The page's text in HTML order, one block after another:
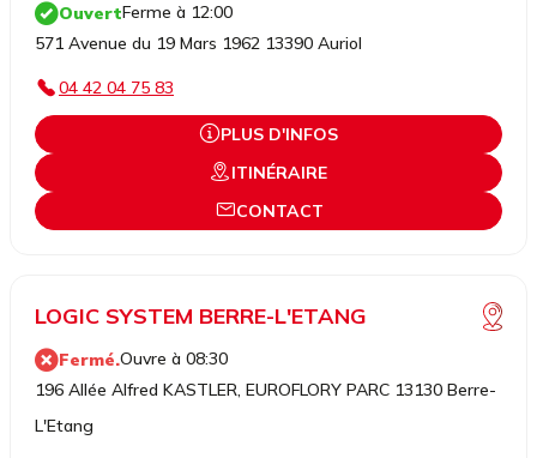
OuvertFerme à 12:00
571 Avenue du 19 Mars 1962 13390 Auriol
04 42 04 75 83
PLUS D'INFOS
ITINÉRAIRE
CONTACT
LOGIC SYSTEM BERRE-L'ETANG
Fermé.Ouvre à 08:30
196 Allée Alfred KASTLER, EUROFLORY PARC 13130 Berre-
L'Etang